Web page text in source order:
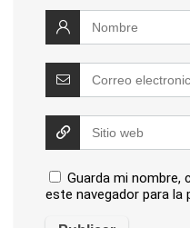
Guarda mi nombre,
este navegador para la